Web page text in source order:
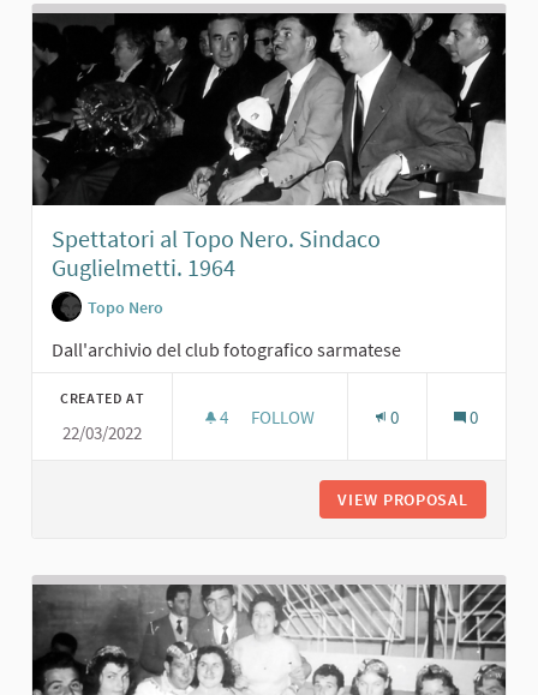
Spettatori al Topo Nero. Sindaco
Guglielmetti. 1964
Topo Nero
Dall'archivio del club fotografico sarmatese
CREATED AT
22/03/2022
4 4 FOLLOWERS
FOLLOW 0 0
VIEW PROPOSAL